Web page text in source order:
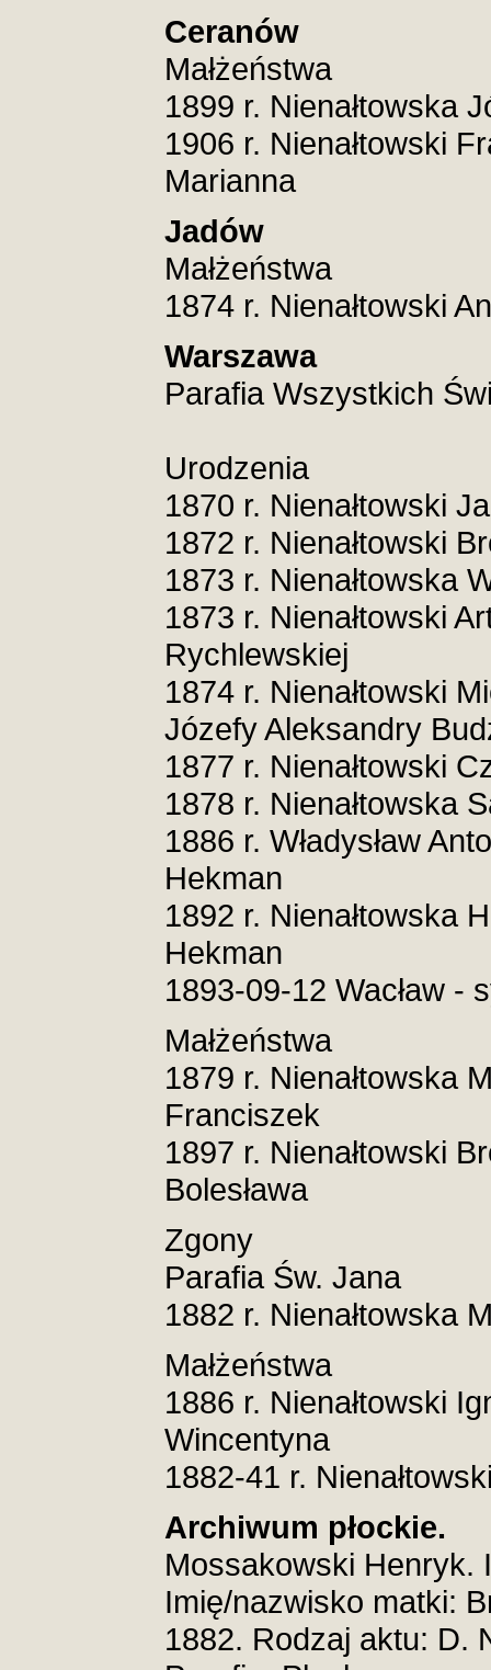
Ceranów
Małżeństwa
1899 r. Nienałtowska
1906 r. Nienałtowski
Marianna
Jadów
Małżeństwa
1874 r. Nienałtowski
Warszawa
Parafia Wszystkich
Urodzenia
1870 r. Nienałtowski
1872 r. Nienałtowski
1873 r. Nienałtowska
1873 r. Nienałtowski
Rychlewskiej
1874 r. Nienałtowski
Józefy Aleksandry
1877 r. Nienałtowski
1878 r. Nienałtowska
1886 r. Władysław
Hekman
1892 r. Nienałtowska
Hekman
1893-09-12 Wacław -
Małżeństwa
1879 r. Nienałtowska
Franciszek
1897 r. Nienałtowski
Bolesława
Zgony
Parafia Św. Jana
1882 r. Nienałtowska
Małżeństwa
1886 r. Nienałtowski
Wincentyna
1882-41 r.
Archiwum płockie.
Mossakowski Henryk.
Imię/nazwisko matki:
1882. Rodzaj aktu: D.